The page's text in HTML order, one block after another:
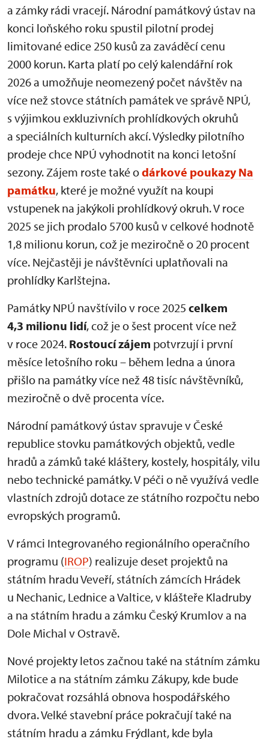
a zámky rádi vracejí. Národní památkový ústav na
konci loňského roku spustil pilotní prodej
limitované edice 250 kusů za zaváděcí cenu
2000 korun. Karta platí po celý kalendářní rok
2026 a umožňuje neomezený počet návštěv na
více než stovce státních památek ve správě NPÚ,
s výjimkou exkluzivních prohlídkových okruhů
a speciálních kulturních akcí. Výsledky pilotního
prodeje chce NPÚ vyhodnotit na konci letošní
sezony. Zájem roste také odárkové poukazy Na
památku, které je možné využít na koupi
vstupenek na jakýkoli prohlídkový okruh. V roce
2025 se jich prodalo 5700 kusů v celkové hodnotě
1,8 milionu korun, což je meziročně o 20 procent
více. Nejčastěji je návštěvníci uplatňovali na
prohlídky Karlštejna.
Památky NPÚ navštívilo v roce 2025 celkem
4,3 milionu lidí, což je o šest procent více než
v roce 2024. Rostoucí zájem potvrzují i první
měsíce letošního roku – během ledna a února
přišlo na památky více než 48 tisíc návštěvníků,
meziročně o dvě procenta více.
Národní památkový ústav spravuje v České
republice stovku památkových objektů, vedle
hradů a zámků také kláštery, kostely, hospitály, vilu
nebo technické památky. V péči o ně využívá vedle
vlastních zdrojů dotace ze státního rozpočtu nebo
evropských programů.
V rámci Integrovaného regionálního operačního
programu (IROP) realizuje deset projektů na
státním hradu Veveří, státních zámcích Hrádek
u Nechanic, Lednice a Valtice, v klášteře Kladruby
a na státním hradu a zámku Český Krumlov a na
Dole Michal v Ostravě.
Nové projekty letos začnou také na státním zámku
Milotice a na státním zámku Zákupy, kde bude
pokračovat rozsáhlá obnova hospodářského
dvora. Velké stavební práce pokračují také na
státním hradu a zámku Frýdlant, kde byla